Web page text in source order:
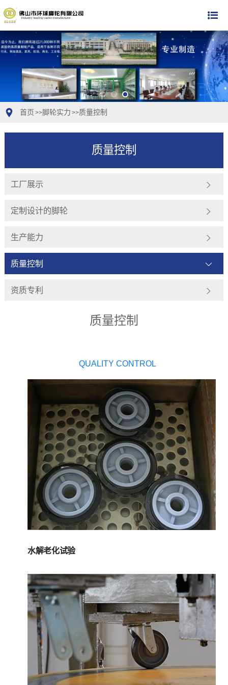
首页 >>脚轮实力 >>质量控制
质量控制
工厂展示
定制设计的脚轮
生产能力
质量控制
资质专利
质量控制
QUALITY CONTROL
水解老化试验